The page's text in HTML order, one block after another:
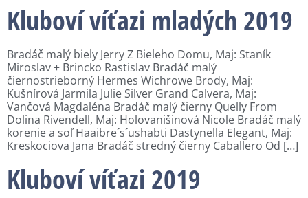
Kluboví víťazi mladých 2019
Bradáč malý biely Jerry Z Bieleho Domu, Maj: Staník
Miroslav + Brincko Rastislav Bradáč malý
čiernostrieborný Hermes Wichrowe Brody, Maj:
Kušnírová Jarmila Julie Silver Grand Calvera, Maj:
Vančová Magdaléna Bradáč malý čierny Quelly From
Dolina Rivendell, Maj: Holovanišinová Nicole Bradáč malý
korenie a soľ Haaibre´s´ushabti Dastynella Elegant, Maj:
Kreskociova Jana Bradáč stredný čierny Caballero Od […]
Kluboví víťazi 2019